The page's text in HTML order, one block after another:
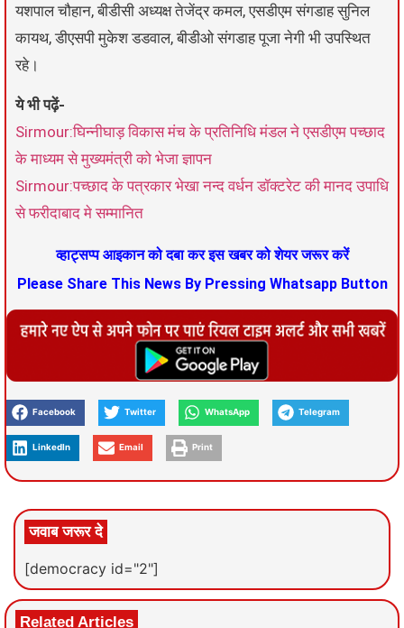
यशपाल चौहान, बीडीसी अध्यक्ष तेजेंद्र कमल, एसडीएम संगडाह सुनिल
कायथ, डीएसपी मुकेश डडवाल, बीडीओ संगडाह पूजा नेगी भी उपस्थित
रहे।
ये भी पढ़ें-
Sirmour:घिन्नीघाड़ विकास मंच के प्रतिनिधि मंडल ने एसडीएम पच्छाद
के माध्यम से मुख्यमंत्री को भेजा ज्ञापन
Sirmour:पच्छाद के पत्रकार भेखा नन्द वर्धन डॉक्टरेट की मानद उपाधि
से फरीदाबाद मे सम्मानित
व्हाट्सप्प आइकान को दबा कर इस खबर को शेयर जरूर करें
Please Share This News By Pressing Whatsapp Button
Facebook Twitter WhatsApp Telegram
LinkedIn Email Print
जवाब जरूर दे
[democracy id="2"]
Related Articles